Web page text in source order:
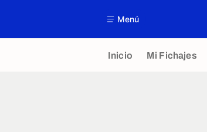
Menú
Inicio Mi Fichajes